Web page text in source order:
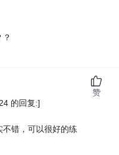
的回复:]
错，可以很好的练
赞